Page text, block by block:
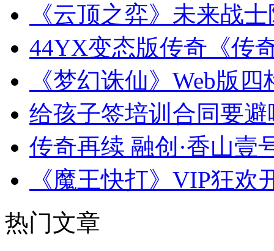
《云顶之弈》未来战
44YX变态版传奇《传
《梦幻诛仙》Web版
给孩子签培训合同要
传奇再续 融创·香山壹
《魔王快打》VIP狂
热门文章